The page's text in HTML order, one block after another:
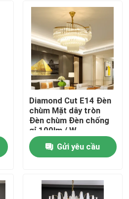
Diamond Cut E14 Đèn
chùm Mặt dây tròn
Đèn chùm Đèn chống
gỉ 100lm / W
Gửi yêu cầu